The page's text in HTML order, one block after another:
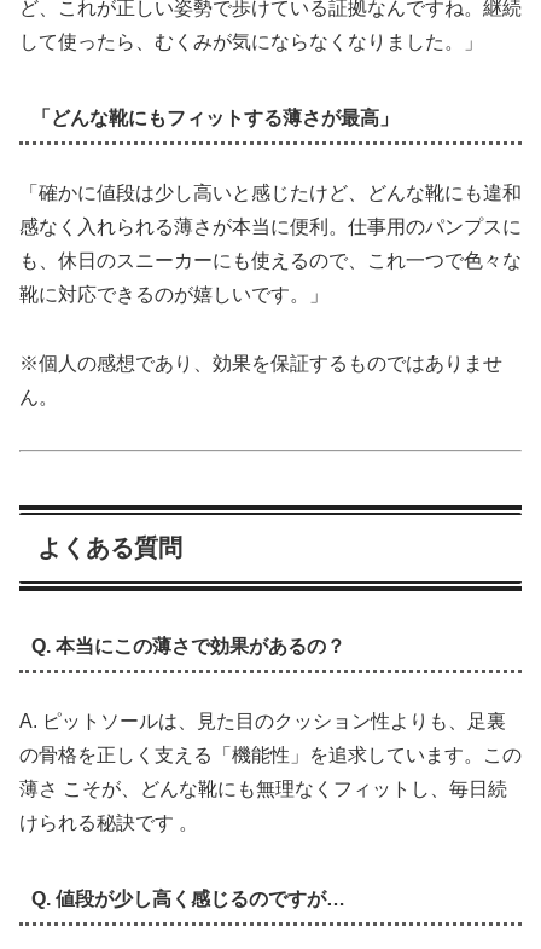
ど、これが正しい姿勢で歩けている証拠なんですね。継続
して使ったら、むくみが気にならなくなりました。」
「どんな靴にもフィットする薄さが最高」
「確かに値段は少し高いと感じたけど、どんな靴にも違和
感なく入れられる薄さが本当に便利。仕事用のパンプスに
も、休日のスニーカーにも使えるので、これ一つで色々な
靴に対応できるのが嬉しいです。」
※個人の感想であり、効果を保証するものではありませ
ん。
よくある質問
Q. 本当にこの薄さで効果があるの？
A. ピットソールは、見た目のクッション性よりも、足裏
の骨格を正しく支える「機能性」を追求しています。この
薄さ こそが、どんな靴にも無理なくフィットし、毎日続
けられる秘訣です 。
Q. 値段が少し高く感じるのですが…